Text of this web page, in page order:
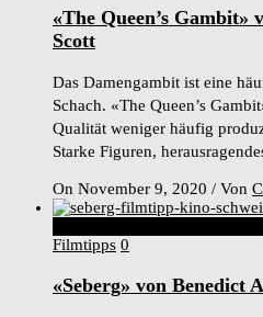
«The Queen’s
Scott
Das Damengambit ist eine
Schach. «The Queen’s
Qualität weniger häufig
Starke Figuren,
On November 9, 2020 / Von
Filmtipps 0
«Seberg» von Benedict